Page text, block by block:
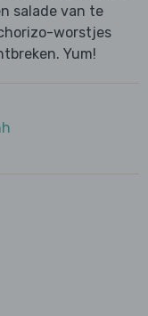
salade van te
worstjes
Yum!